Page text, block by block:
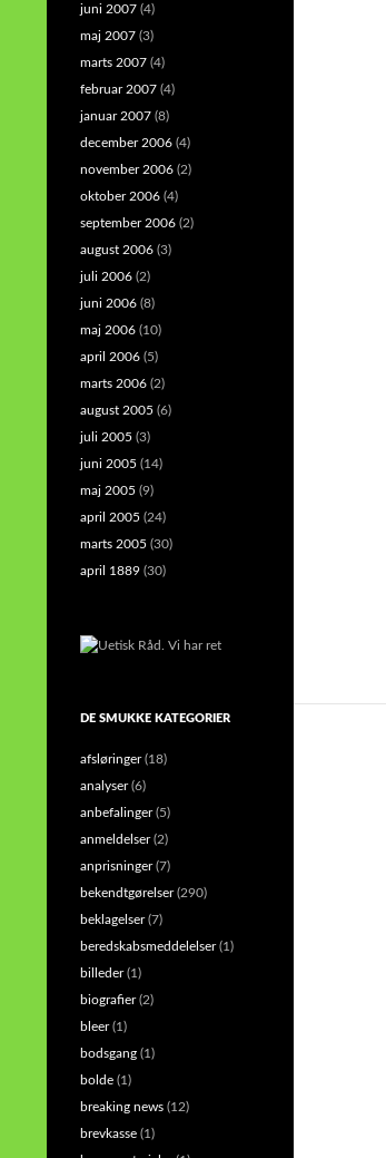
juni 2007 (4)
maj 2007 (3)
marts 2007 (4)
februar 2007 (4)
januar 2007 (8)
december 2006 (4)
november 2006 (2)
oktober 2006 (4)
september 2006 (2)
august 2006 (3)
juli 2006 (2)
juni 2006 (8)
maj 2006 (10)
april 2006 (5)
marts 2006 (2)
august 2005 (6)
juli 2005 (3)
juni 2005 (14)
maj 2005 (9)
april 2005 (24)
marts 2005 (30)
april 1889 (30)
DE SMUKKE KATEGORIER
afsløringer(18)
analyser(6)
anbefalinger(5)
anmeldelser(2)
anprisninger(7)
bekendtgørelser(290)
beklagelser(7)
beredskabsmeddelelser(1)
billeder(1)
biografier(2)
bleer(1)
bodsgang (1)
bolde (1)
breaking news (12)
brevkasse (1)